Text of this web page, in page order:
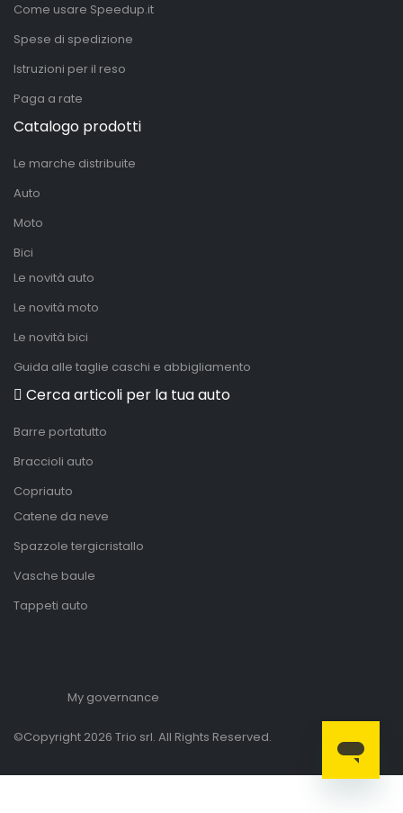
Come usare Speedup.it
Spese di spedizione
Istruzioni per il reso
Paga a rate
Catalogo prodotti
Le marche distribuite
Auto
Moto
Bici
Le novità auto
Le novità moto
Le novità bici
Guida alle taglie caschi e abbigliamento
Cerca articoli per la tua auto
Barre portatutto
Braccioli auto
Copriauto
Catene da neve
Spazzole tergicristallo
Vasche baule
Tappeti auto
My governance
©Copyright 2026 Trio srl. All Rights Reserved.